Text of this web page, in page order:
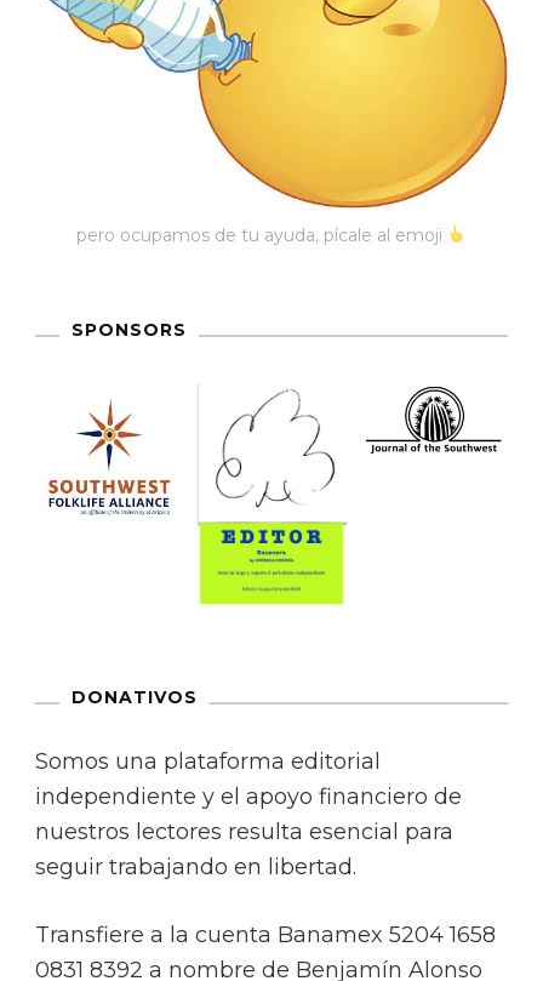
pero ocupamos de tu ayuda, pícale al emoji
SPONSORS
DONATIVOS
Somos una plataforma editorial
independiente y el apoyo financiero de
nuestros lectores resulta esencial para
seguir trabajando en libertad.
Transfiere a la cuenta Banamex 5204 1658
0831 8392 a nombre de Benjamín Alonso